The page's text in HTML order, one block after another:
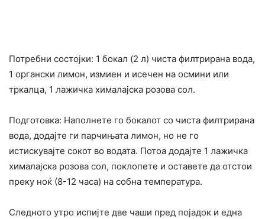
Потребни состојки: 1 бокал (2 л) чиста филтрирана вода,
1 органски лимон, измиен и исечен на осмини или
тркалца, 1 лажичка хималајска розова сол.
Подготовка: Наполнете го бокалот со чиста филтрирана
вода, додајте ги парчињата лимон, но не го
истискувајте сокот во водата. Потоа додајте 1 лажичка
хималајска розова сол, поклопете и оставете да отстои
преку ноќ (8-12 часа) на собна температура.
Следното утро испијте две чаши пред појадок и една